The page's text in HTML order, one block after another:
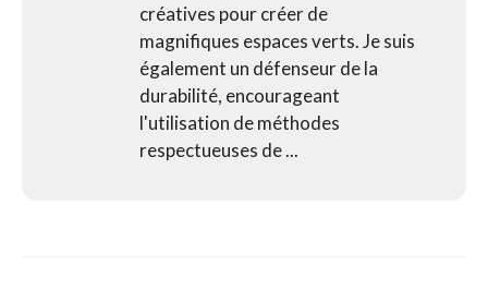
créatives pour créer de
magnifiques espaces verts. Je suis
également un défenseur de la
durabilité, encourageant
l'utilisation de méthodes
respectueuses de ...